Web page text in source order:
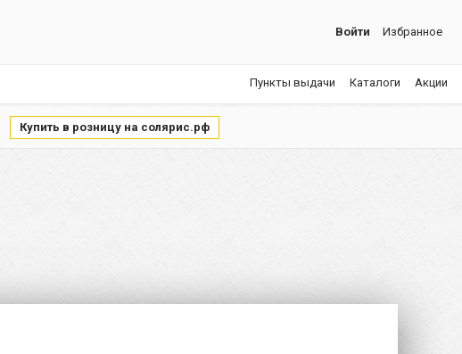
Войти Избранное
Пункты выдачи Каталоги Акции
Купить в розницу на солярис.рф